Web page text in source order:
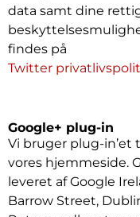
data samt dine
findes på
Twitter
Google+ plug-in
Vi bruger plug-in’et
vores hjemmeside.
leveret af Google
Barrow Street,